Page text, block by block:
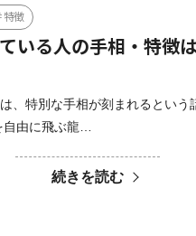
特徴
いる人の手相・特徴
、特別な手相が刻まれるという
由に飛ぶ龍…
続きを読む